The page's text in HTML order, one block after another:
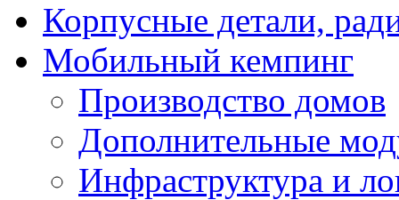
Корпусные детали,
Мобильный кемпинг
Производство домов
Дополнительные
Инфраструктура и